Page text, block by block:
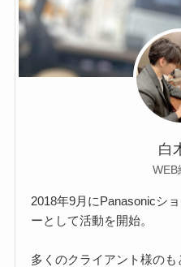
白
WEB
2018年9月にPanasonicシ
ーとして活動を開始。
多くのクライアント様の